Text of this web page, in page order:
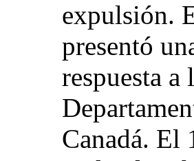
expulsión.
presentó
respuesta
Canadá. El